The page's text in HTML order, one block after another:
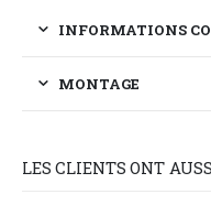
INFORMATIONS
MONTAGE
LES CLIENTS ONT